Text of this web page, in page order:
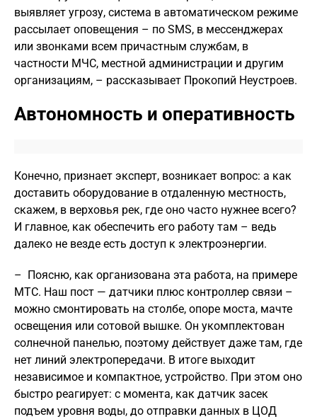
выявляет угрозу, система в автоматическом режиме
рассылает оповещения – по SMS, в мессенджерах
или звонками всем причастным службам, в
частности МЧС, местной администрации и другим
организациям, – рассказывает Прокопий Неустроев.
Автономность и оперативность
Конечно, признает эксперт, возникает вопрос: а как
доставить оборудование в отдаленную местность,
скажем, в верховья рек, где оно часто нужнее всего?
И главное, как обеспечить его работу там – ведь
далеко не везде есть доступ к электроэнергии.
– Поясню, как организована эта работа, на примере
МТС. Наш пост — датчики плюс контроллер связи –
можно смонтировать на столбе, опоре моста, мачте
освещения или сотовой вышке. Он укомплектован
солнечной панелью, поэтому действует даже там, где
нет линий электропередачи. В итоге выходит
независимое и компактное, устройство. При этом оно
быстро реагирует: с момента, как датчик засек
подъем уровня воды, до отправки данных в ЦОД